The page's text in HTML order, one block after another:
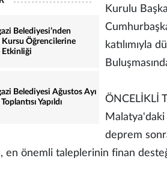
Belediyesi’nden
Kursu Öğrencilerine
Etkinliği
Belediyesi Ağustos Ayı
Yapıldı
Kurulu
katılımıyla
ÖNCELİKLİ
Malatya'daki
deprem
en önemli taleplerinin finan